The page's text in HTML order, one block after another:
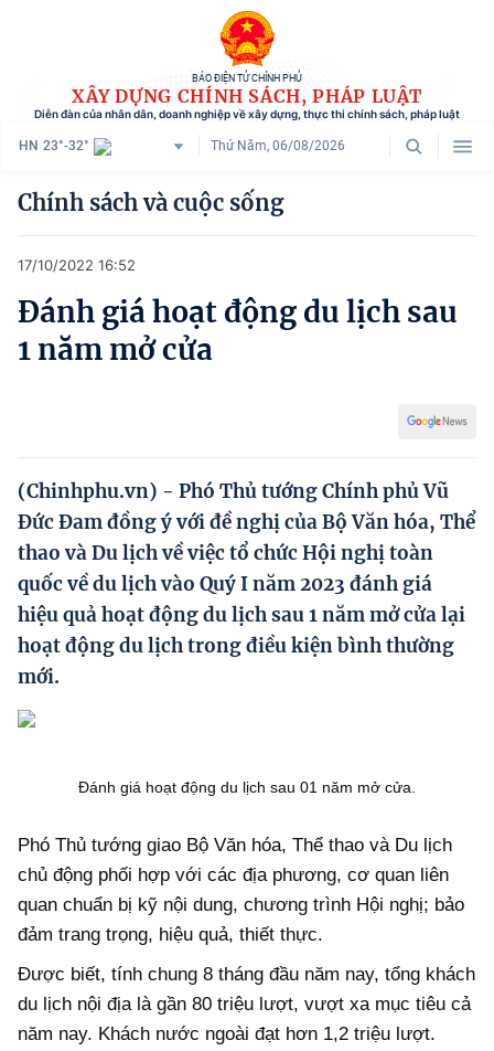
BÁO ĐIỆN TỬ CHÍNH PHỦ
XÂY DỰNG CHÍNH SÁCH, PHÁP LUẬT
Diễn đàn của nhân dân, doanh nghiệp về xây dựng, thực thi chính sách, pháp luật
HN 23°-32° Thứ Năm, 06/08/2026
Danh mục
Tham vấn chính sách
Hướng dẫn thực hiện chính sách
Phát triển kinh tế tư nhân và doanh nghiệp dân tộc
Ocop và chuỗi giá trị Nông sản
Kinh tế tư nhân
Doanh nghiệp dân tộc
Khác
Chính sách và cuộc sống
17/10/2022 16:52
Đánh giá hoạt động du lịch sau
1 năm mở cửa
(Chinhphu.vn) - Phó Thủ tướng Chính phủ Vũ
Đức Đam đồng ý với đề nghị của Bộ Văn hóa, Thể
thao và Du lịch về việc tổ chức Hội nghị toàn
quốc về du lịch vào Quý I năm 2023 đánh giá
hiệu quả hoạt động du lịch sau 1 năm mở cửa lại
hoạt động du lịch trong điều kiện bình thường
mới.
Đánh giá hoạt động du lịch sau 01 năm mở cửa.
Phó Thủ tướng giao Bộ Văn hóa, Thể thao và Du lịch
chủ động phối hợp với các địa phương, cơ quan liên
quan chuẩn bị kỹ nội dung, chương trình Hội nghị; bảo
đảm trang trọng, hiệu quả, thiết thực.
Được biết, tính chung 8 tháng đầu năm nay, tổng khách
du lịch nội địa là gần 80 triệu lượt, vượt xa mục tiêu cả
năm nay. Khách nước ngoài đạt hơn 1,2 triệu lượt.